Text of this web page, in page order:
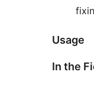
Usage
In the